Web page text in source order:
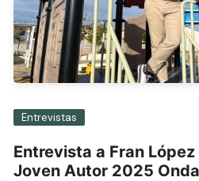
Entrevistas
Entrevista a Fran
Joven Autor 2025